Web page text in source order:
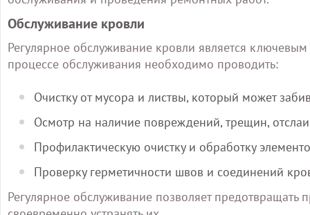
Обслуживание кровли
Регулярное обслуживание кровли является
процессе обслуживания необходимо проводить:
Очистку от мусора и листвы, который может
Осмотр на наличие повреждений, трещин,
Профилактическую очистку и обработку
Проверку герметичности швов и соединений
Регулярное обслуживание позволяет